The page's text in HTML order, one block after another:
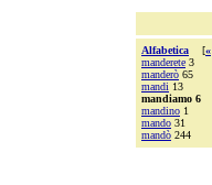
Alfabetica [«
manderete 3
manderò 65
mandi 13
mandiamo 6
mandino 1
mando 31
mandò 244